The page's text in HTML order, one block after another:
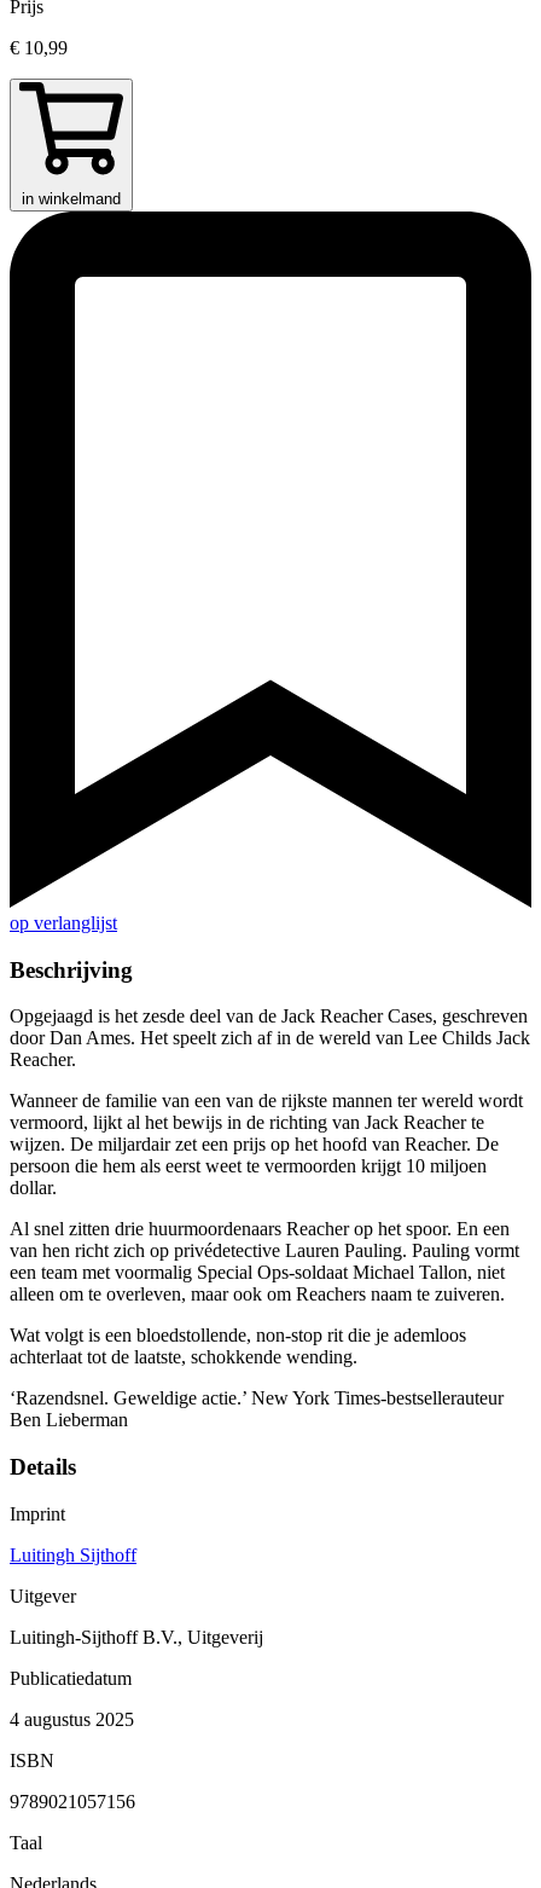
Prijs
€ 10,99
in winkelmand
op verlanglijst
Beschrijving
Opgejaagd is het zesde deel van de Jack Reacher Cases, geschreven
door Dan Ames. Het speelt zich af in de wereld van Lee Childs Jack
Reacher.
Wanneer de familie van een van de rijkste mannen ter wereld wordt
vermoord, lijkt al het bewijs in de richting van Jack Reacher te
wijzen. De miljardair zet een prijs op het hoofd van Reacher. De
persoon die hem als eerst weet te vermoorden krijgt 10 miljoen
dollar.
Al snel zitten drie huurmoordenaars Reacher op het spoor. En een
van hen richt zich op privédetective Lauren Pauling. Pauling vormt
een team met voormalig Special Ops-soldaat Michael Tallon, niet
alleen om te overleven, maar ook om Reachers naam te zuiveren.
Wat volgt is een bloedstollende, non-stop rit die je ademloos
achterlaat tot de laatste, schokkende wending.
‘Razendsnel. Geweldige actie.’ New York Times-bestsellerauteur
Ben Lieberman
Details
Imprint
Luitingh Sijthoff
Uitgever
Luitingh-Sijthoff B.V., Uitgeverij
Publicatiedatum
4 augustus 2025
ISBN
9789021057156
Taal
Nederlands